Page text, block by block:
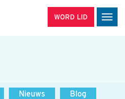
WORD LID
Nieuws
Blog